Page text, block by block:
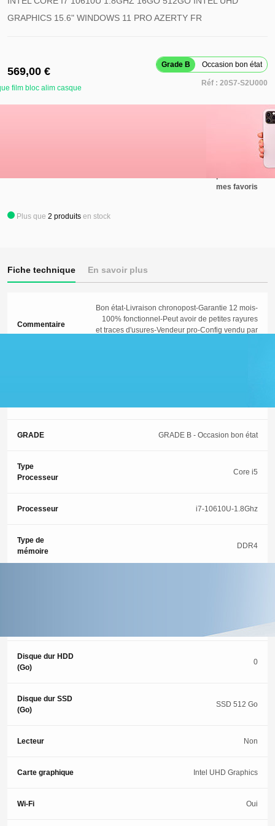
film bloc alim casque
GRAPHICS 15.6" WINDOWS 11 PRO AZERTY FR
569,00 €
Grade B Occasion bon état
Réf : 20S7-S2U000
mes favoris
Plus que 2 produits en stock
Fiche technique En savoir plus
Commentaire
Bon état-Livraison chronopost-Garantie 12 mois-
100% fonctionnel-Peut avoir de petites rayures
et traces d'usures-Vendeur pro-Config vendu par
GRADE GRADE B - Occasion bon état
Type
Processeur
Core i5
Processeur i7-10610U-1.8Ghz
Type de
mémoire
DDR4
Disque dur HDD
(Go)
0
Disque dur SSD
(Go)
SSD 512 Go
Lecteur Non
Carte graphique Intel UHD Graphics
Wi-Fi Oui